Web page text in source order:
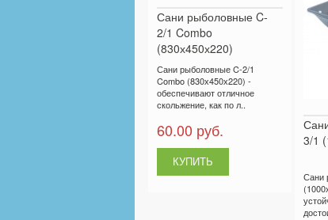
Сани рыболовные C-
2/1 Combo
(830х450х220)
Сани рыболовные C-2/1
Combo (830х450х220) -
обеспечивают отличное
скольжение, как по л..
60.00 руб.
3/1
Сани